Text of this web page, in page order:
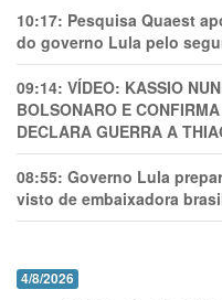
10:17: Pesquisa Quaest
do governo Lula pelo
09:14: VÍDEO: KASSIO
BOLSONARO E
DECLARA GUERRA A
08:55: Governo Lula
visto de embaixadora
4/8/2026